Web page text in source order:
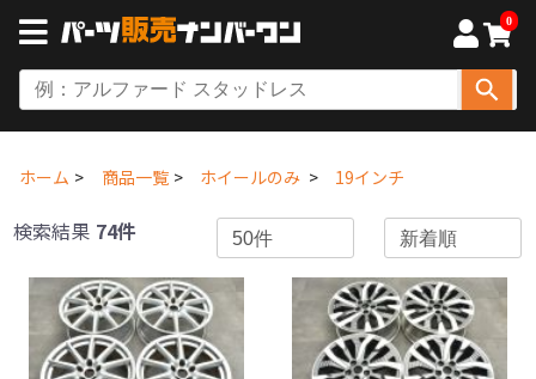
0
ホーム 商品一覧 ホイールのみ 19インチ
検索結果 74件